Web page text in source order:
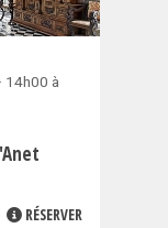
14h00 à
RÉSERVER